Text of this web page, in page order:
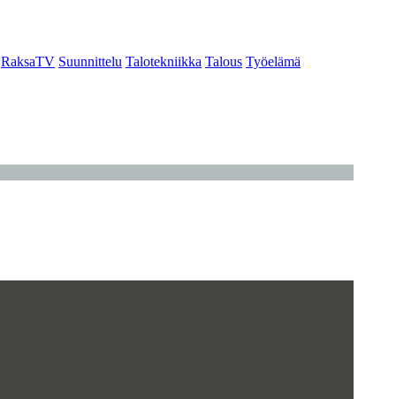
RaksaTV Suunnittelu Talotekniikka Talous Työelämä